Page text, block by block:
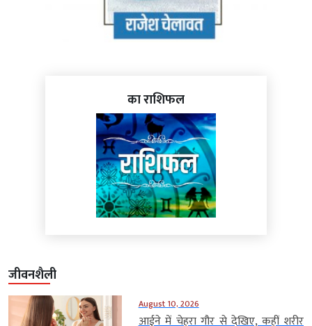
का राशिफल
जीवनशैली
August 10, 2026
आईने में चेहरा गौर से देखिए, कहीं शरीर